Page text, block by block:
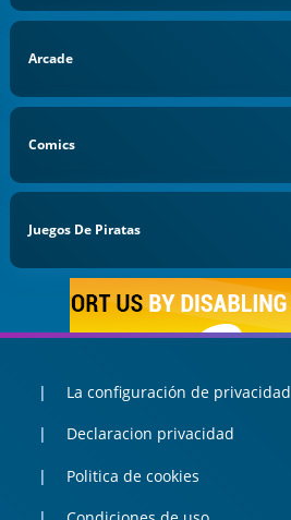
Arcade
Comics
Juegos De Piratas
La configuración de privacidad
Declaracion privacidad
Politica de cookies